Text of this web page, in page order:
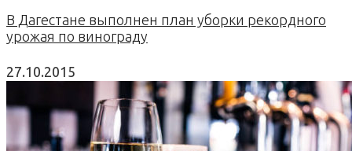
В Дагестане выполнен план уборки рекордного
урожая по винограду
27.10.2015